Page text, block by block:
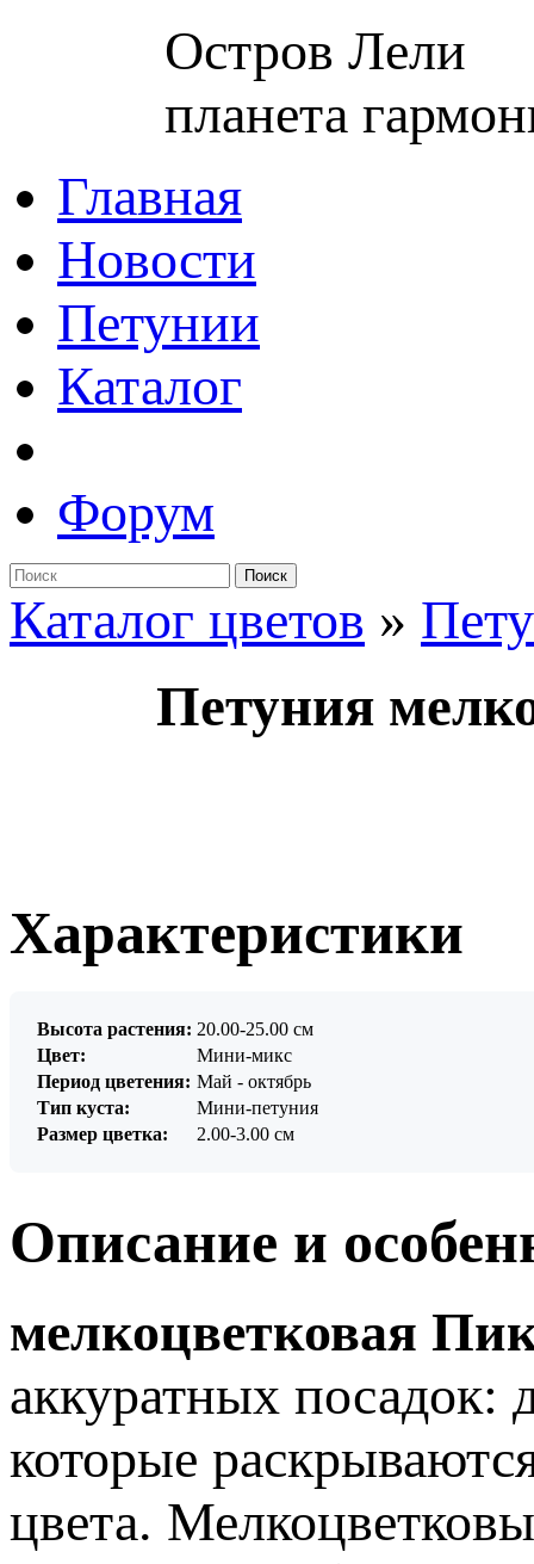
Остров Лели
планета
Главная
Новости
Петунии
Каталог
Форум
Поиск
Каталог цветов »
Петуния
Характеристики
Высота растения: 20.00-25.00 см
Цвет:
Мини-микс
Период цветения: Май - октябрь
Тип куста:
Мини-петуния
Размер цветка:
2.00-3.00 см
Описание и
мелкоцветковая
аккуратных посадок:
которые
цвета.